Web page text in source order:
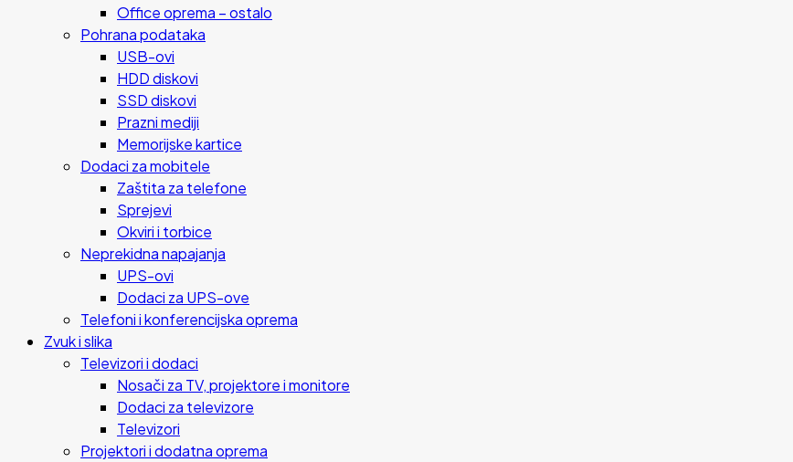
Office oprema – ostalo
Pohrana podataka
USB-ovi
HDD diskovi
SSD diskovi
Prazni mediji
Memorijske kartice
Dodaci za mobitele
Zaštita za telefone
Sprejevi
Okviri i torbice
Neprekidna napajanja
UPS-ovi
Dodaci za UPS-ove
Telefoni i konferencijska oprema
Zvuk i slika
Televizori i dodaci
Nosači za TV, projektore i monitore
Dodaci za televizore
Televizori
Projektori i dodatna oprema